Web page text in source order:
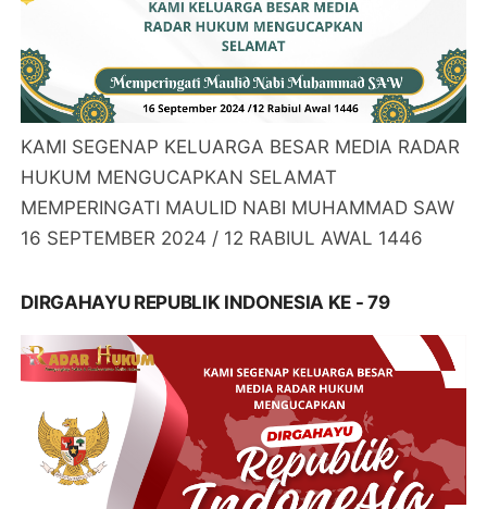
KAMI SEGENAP KELUARGA BESAR MEDIA RADAR
HUKUM MENGUCAPKAN SELAMAT
MEMPERINGATI MAULID NABI MUHAMMAD SAW
16 SEPTEMBER 2024 / 12 RABIUL AWAL 1446
DIRGAHAYU REPUBLIK INDONESIA KE - 79